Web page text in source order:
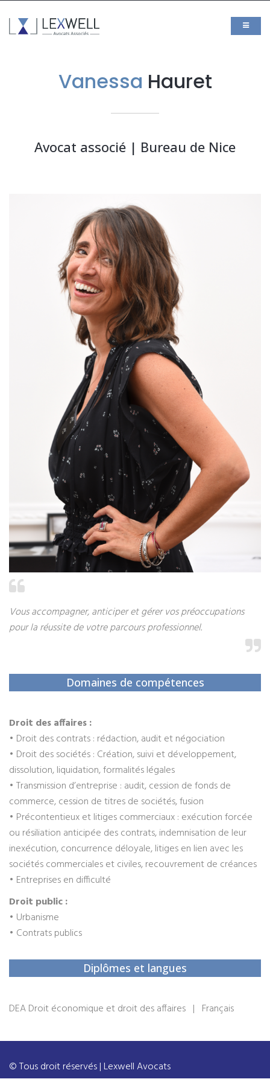
Vanessa Hauret
Avocat associé | Bureau de Nice
Vous accompagner, anticiper et gérer vos préoccupations
pour la réussite de votre parcours professionnel.
Domaines de compétences
Droit des affaires :
• Droit des contrats : rédaction, audit et négociation
• Droit des sociétés : Création, suivi et développement,
dissolution, liquidation, formalités légales
• Transmission d’entreprise : audit, cession de fonds de
commerce, cession de titres de sociétés, fusion
• Précontentieux et litiges commerciaux : exécution forcée
ou résiliation anticipée des contrats, indemnisation de leur
inexécution, concurrence déloyale, litiges en lien avec les
sociétés commerciales et civiles, recouvrement de créances
• Entreprises en difficulté
Droit public :
• Urbanisme
• Contrats publics
Diplômes et langues
DEA Droit économique et droit des affaires | Français
© Tous droit réservés | Lexwell Avocats